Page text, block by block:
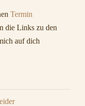
Termin
die Links zu den
auf dich